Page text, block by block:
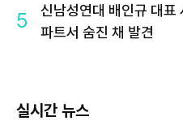
5
신남성연대 배인규 대표
파트서 숨진 채 발견
실시간 뉴스